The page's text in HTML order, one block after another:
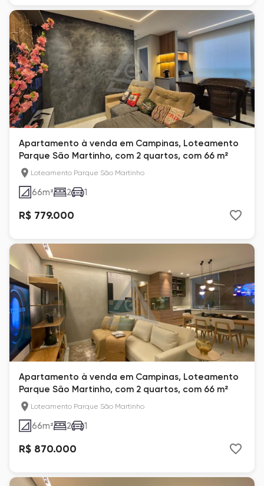
Apartamento à venda em Campinas, Loteamento
Parque São Martinho, com 2 quartos, com 66 m²
Loteamento Parque São Martinho
66m² 2 1
R$ 779.000
Apartamento à venda em Campinas, Loteamento
Parque São Martinho, com 2 quartos, com 66 m²
Loteamento Parque São Martinho
66m² 2 1
R$ 870.000